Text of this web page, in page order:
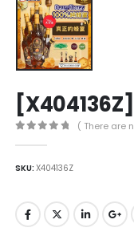
( There are
SKU:X404136Z